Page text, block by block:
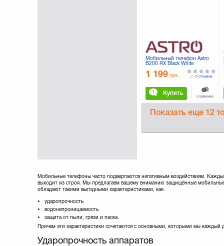
Мобильный телефон Astro
B200 RX Black White
1 199 грн.
Купить
0 отзывов
К сравнению
Показать еще 12
Мобильные телефоны часто подвергаются негативным воздействиям.
выходит из строя. Мы предлагаем вашему вниманию защищённые
обладают такими выгодными характеристиками, как:
ударопрочность
водонепроницаемость
защита от пыли, грязи и песка.
Причем эти характеристики сочетаются с основными, которыми мы каждый
Ударопрочность аппаратов